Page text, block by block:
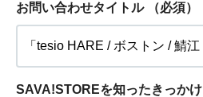
お問い合わせタイトル （必須）
SAVA!STOREを知ったきっかけ